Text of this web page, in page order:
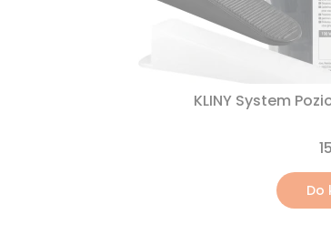
KLINY System
Do